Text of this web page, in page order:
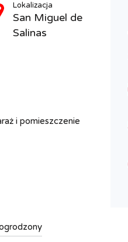
Lokalizacja
San Miguel de
Salinas
i pomieszczenie
w leniwym